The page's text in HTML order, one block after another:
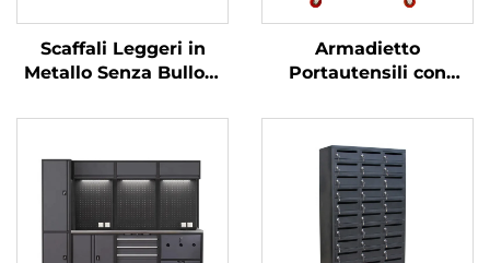
Scaffali Leggeri in
Metallo Senza Bulloni
in Acciaio per
Garage Espositore per
Supermercato Scaffali
per Negozio
Armadietto
Portautensili con
Portautensili Pesante
Armadietto per
Officina Auto
Motociclo Carrello in
Metallo con Tavola
Traforata per Officina